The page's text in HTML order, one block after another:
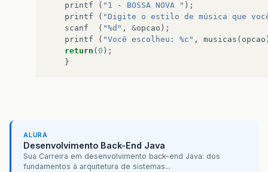
printf
( "1 - BOSSA NOVA " );
printf
( "Digite o estilo de música que
scanf
( "%d" , &opcao );
printf
( "Você escolheu: %c" , musicas ( opcao
return ( 0 );
}
ALURA
Desenvolvimento Back-End Java
Sua Carreira em desenvolvimento back-end Java: dos
fundamentos à arquitetura de sistemas...